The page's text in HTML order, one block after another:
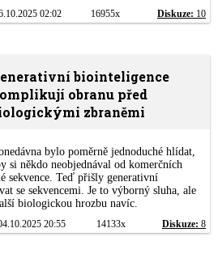
02:02 16955x Diskuze: 10
biointeligence
obranu před
zbraněmi
bylo poměrně jednoduché hlídat,
si někdo neobjednával od komerčních
sekvence. Teď přišly generativní
se sekvencemi. Je to výborný sluha, ale
biologickou hrozbu navíc.
20:55 14133x Diskuze: 8